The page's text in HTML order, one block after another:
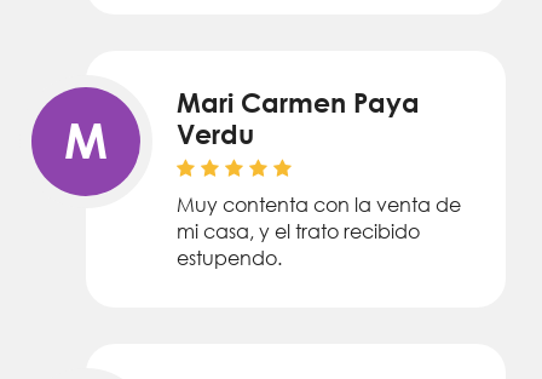
M
Mari Carmen Paya
Verdu
Muy contenta con la venta de
mi casa, y el trato recibido
estupendo.